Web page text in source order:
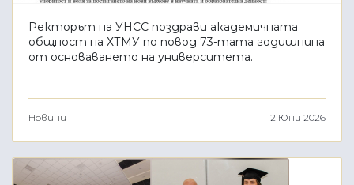
Ректорът на УНСС поздрави академичната
общност на ХТМУ по повод 73-тата годишнина
от основаването на университета.
Новини 12 Юни 2026